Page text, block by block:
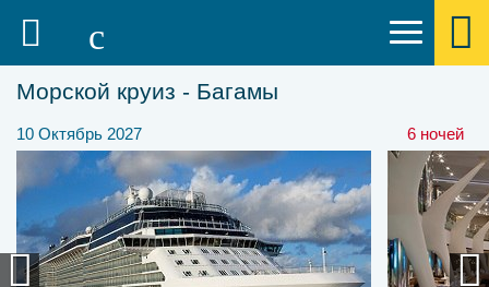
Морской круиз - Багамы
10 Октябрь 2027 6 ночей